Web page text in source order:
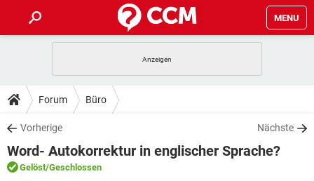
MENU
ANDROID
WINDOWS 10
WHATSAPP TIKTOK
FACEBOOK
TIPPS & TRICKS
SPIELE
WINDOWS 10
DOWNLOADS
SPIELE STREAMING
ANDROID
FORUM
Forum Büro
Vorherige Nächste
Word- Autokorrektur in englischer Sprache?
Gelöst/Geschlossen